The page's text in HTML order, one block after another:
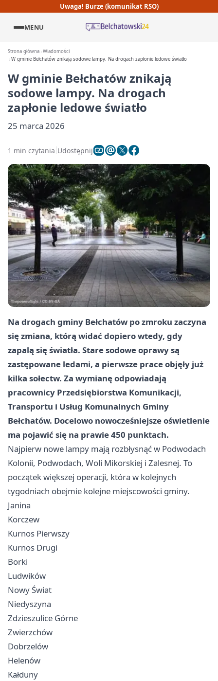
Uwaga! Burze (komunikat RSO)
MENU
Strona główna Wiadomości
W gminie Bełchatów znikają sodowe lampy. Na drogach zapłonie ledowe światło
W gminie Bełchatów znikają
sodowe lampy. Na drogach
zapłonie ledowe światło
25 marca 2026
1 min czytania Udostępnij
Na drogach gminy Bełchatów po zmroku zaczyna
się zmiana, którą widać dopiero wtedy, gdy
zapalą się światła. Stare sodowe oprawy są
zastępowane ledami, a pierwsze prace objęły już
kilka sołectw. Za wymianę odpowiadają
pracownicy Przedsiębiorstwa Komunikacji,
Transportu i Usług Komunalnych Gminy
Bełchatów. Docelowo nowocześniejsze oświetlenie
ma pojawić się na prawie 450 punktach.
Najpierw nowe lampy mają rozbłysnąć w Podwodach
Kolonii, Podwodach, Woli Mikorskiej i Zalesnej. To
początek większej operacji, która w kolejnych
tygodniach obejmie kolejne miejscowości gminy.
Janina
Korczew
Kurnos Pierwszy
Kurnos Drugi
Borki
Ludwików
Nowy Świat
Niedyszyna
Zdzieszulice Górne
Zwierzchów
Dobrzelów
Helenów
Kałduny